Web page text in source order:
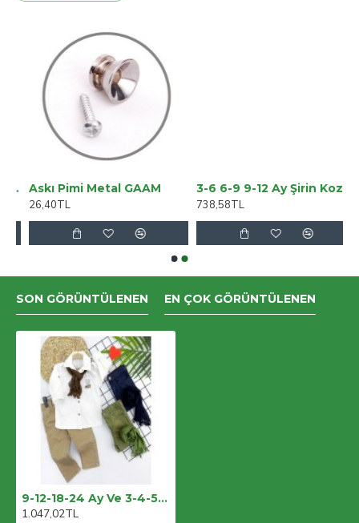
Askı Pimi Metal GAAM
26,40TL
3-6 6-9 9-12 Ay Şirin Kozmonot Nakışlı Şapkalı Uzun Kollu Zıbınlı 3lü Kız-erkek Bebek Takımı
738,58TL
SON GÖRÜNTÜLENEN EN ÇOK GÖRÜNTÜLENEN
9-12-18-24 Ay Ve 3-4-5 Yaş Fularlı Pamuk Keten Gömlekli Pantolonlu 3lü Erkek Bebek Takımı
1.047,02TL